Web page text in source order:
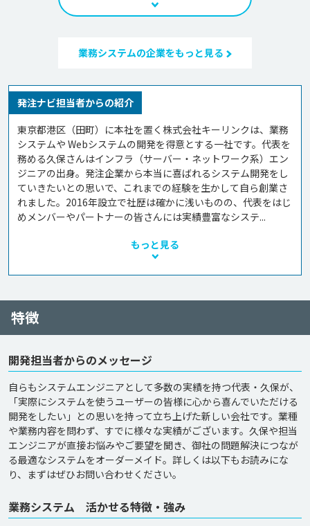
業務システムの企業をもっと見る
発注ナビ担当者からの紹介
東京都港区（田町）に本社を置く株式会社キーリンクは、業務
システムや Webシステムの開発を得意とする一社です。代表を
務める久保さんはインフラ（サーバー・ネットワーク系）エン
ジニアの出身。発注企業から本当に喜ばれるシステム開発をし
ていきたいとの思いで、これまでの経験を生かして自ら創業さ
れました。2016年設立で社歴は確かに浅いものの、代表をはじ
めメンバーやパートナーの皆さんには実績豊富なシステ...
もっと見る
特徴
開発担当者からのメッセージ
自らもシステムエンジニアとして多数の実績を持つ代表・久保が、
「実際にシステムを使うユーザーの皆様に心から喜んでいただける
開発をしたい」との思いを持って立ち上げた新しい会社です。業種
や業務内容を問わず、すでに様々な実績がございます。久保や担当
エンジニアが直接お悩みやご要望を聞き、御社の問題解決につなが
る最適なシステムをオーダーメイド。詳しくは以下もお読みにな
り、まずはぜひお問い合わせください。
業務システム 活かせる特徴・強み